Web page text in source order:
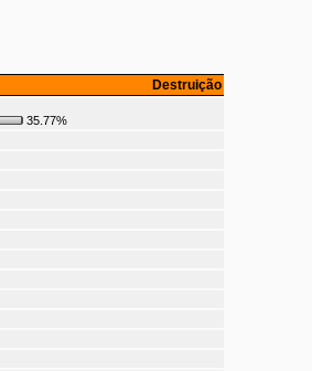
Destruição
35.77%